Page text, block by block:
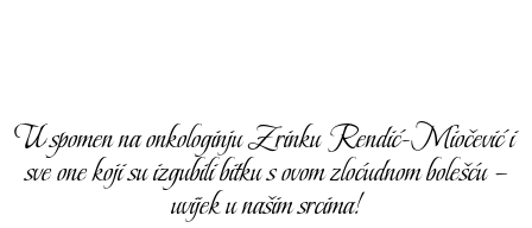
U spomen na onkologinju Zrinku Rendić-Miočević i
sve one koji su izgubili bitku s ovom zloćudnom bolešću –
uvijek u našim srcima!